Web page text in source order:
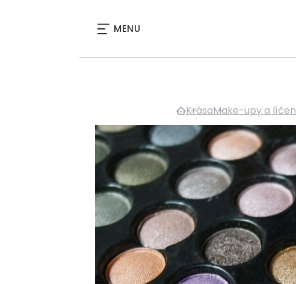
MENU
KrásaMake-upy a